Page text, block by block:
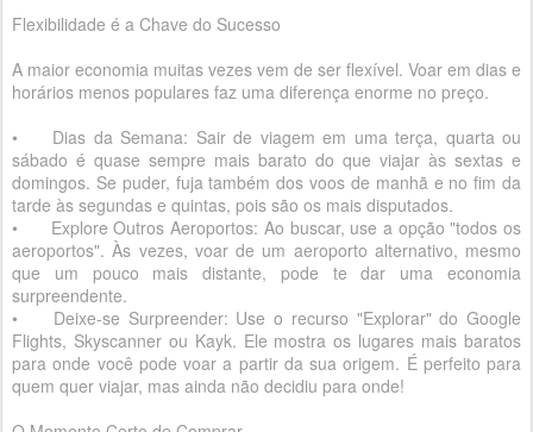
Flexibilidade é a Chave do Sucesso
A maior economia muitas vezes vem de ser flexível. Voar em dias e
horários menos populares faz uma diferença enorme no preço.
•
Dias da Semana: Sair de viagem em uma terça, quarta ou
sábado é quase sempre mais barato do que viajar às sextas e
domingos. Se puder, fuja também dos voos de manhã e no fim da
tarde às segundas e quintas, pois são os mais disputados.
•
Explore Outros Aeroportos: Ao buscar, use a opção "todos os
aeroportos". Às vezes, voar de um aeroporto alternativo, mesmo
que um pouco mais distante, pode te dar uma economia
surpreendente.
•
Deixe-se Surpreender: Use o recurso "Explorar" do Google
Flights, Skyscanner ou Kayk. Ele mostra os lugares mais baratos
para onde você pode voar a partir da sua origem. É perfeito para
quem quer viajar, mas ainda não decidiu para onde!